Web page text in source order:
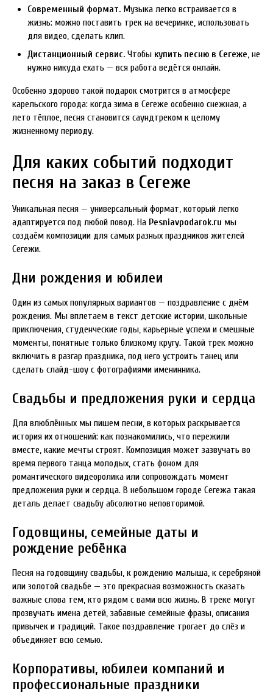
Современный формат. Музыка легко встраивается в
жизнь: можно поставить трек на вечеринке, использовать
для видео, сделать клип.
Дистанционный сервис. Чтобы купить песню в Сегеже, не
нужно никуда ехать — вся работа ведётся онлайн.
Особенно здорово такой подарок смотрится в атмосфере
карельского города: когда зима в Сегеже особенно снежная, а
лето тёплое, песня становится саундтреком к целому
жизненному периоду.
Для каких событий подходит
песня на заказ в Сегеже
Уникальная песня — универсальный формат, который легко
адаптируется под любой повод. На Pesniavpodarok.ru мы
создаём композиции для самых разных праздников жителей
Сегежи.
Дни рождения и юбилеи
Один из самых популярных вариантов — поздравление с днём
рождения. Мы вплетаем в текст детские истории, школьные
приключения, студенческие годы, карьерные успехи и смешные
моменты, понятные только близкому кругу. Такой трек можно
включить в разгар праздника, под него устроить танец или
сделать слайд-шоу с фотографиями именинника.
Свадьбы и предложения руки и сердца
Для влюблённых мы пишем песни, в которых раскрывается
история их отношений: как познакомились, что пережили
вместе, какие мечты строят. Композиция может зазвучать во
время первого танца молодых, стать фоном для
романтического видеоролика или сопровождать момент
предложения руки и сердца. В небольшом городе Сегежа такая
деталь делает свадьбу абсолютно неповторимой.
Годовщины, семейные даты и
рождение ребёнка
Песня на годовщину свадьбы, к рождению малыша, к серебряной
или золотой свадьбе — это прекрасная возможность сказать
важные слова тем, кто рядом с вами всю жизнь. В треке могут
прозвучать имена детей, забавные семейные фразы, описания
привычек и традиций. Такое поздравление трогает до слёз и
объединяет всю семью.
Корпоративы, юбилеи компаний и
профессиональные праздники